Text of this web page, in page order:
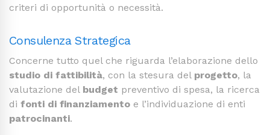
criteri di opportunità o necessità.
Consulenza Strategica
Concerne tutto quel che riguarda l’elaborazione dello
studio di fattibilità, con la stesura del progetto, la
valutazione del budget preventivo di spesa, la ricerca
di fonti di finanziamento e l’individuazione di enti
patrocinanti.